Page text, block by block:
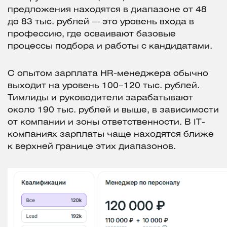
предложения находятся в диапазоне от 48
до 83 тыс. рублей — это уровень входа в
профессию, где осваивают базовые
процессы подбора и работы с кандидатами.
С опытом зарплата HR-менеджера обычно
выходит на уровень 100–120 тыс. рублей.
Тимлиды и руководители зарабатывают
около 190 тыс. рублей и выше, в зависимости
от компании и зоны ответственности. В IT-
компаниях зарплаты чаще находятся ближе
к верхней границе этих диапазонов.